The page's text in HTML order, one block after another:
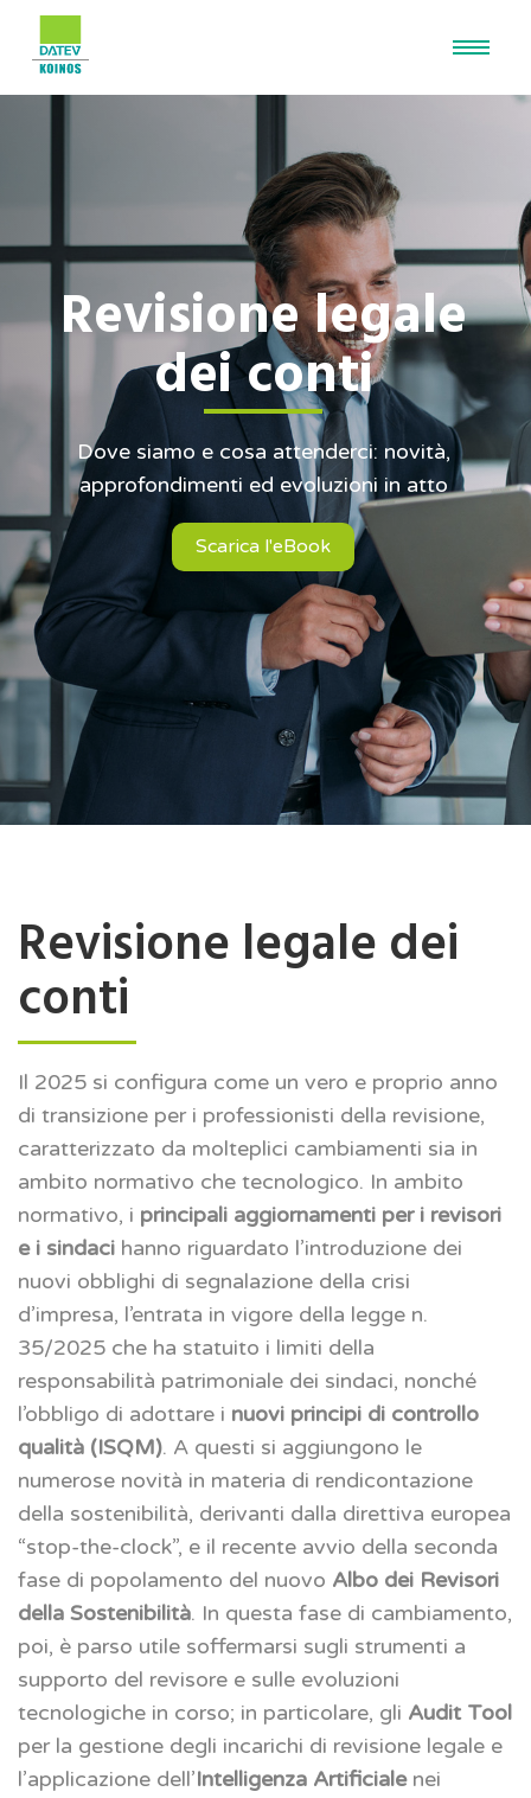
Revisione legale
dei conti
Dove siamo e cosa attenderci: novità,
approfondimenti ed evoluzioni in atto
Scarica l'eBook
Revisione legale dei
conti
Il 2025 si configura come un vero e proprio anno
di transizione per i professionisti della revisione,
caratterizzato da molteplici cambiamenti sia in
ambito normativo che tecnologico. In ambito
normativo, i principali aggiornamenti per i revisori
e i sindaci hanno riguardato l’introduzione dei
nuovi obblighi di segnalazione della crisi
d’impresa, l’entrata in vigore della legge n.
35/2025 che ha statuito i limiti della
responsabilità patrimoniale dei sindaci, nonché
l’obbligo di adottare i nuovi principi di controllo
qualità (ISQM). A questi si aggiungono le
numerose novità in materia di rendicontazione
della sostenibilità, derivanti dalla direttiva europea
“stop-the-clock”, e il recente avvio della seconda
fase di popolamento del nuovo Albo dei Revisori
della Sostenibilità. In questa fase di cambiamento,
poi, è parso utile soffermarsi sugli strumenti a
supporto del revisore e sulle evoluzioni
tecnologiche in corso; in particolare, gli Audit Tool
per la gestione degli incarichi di revisione legale e
l’applicazione dell’Intelligenza Artificialenei